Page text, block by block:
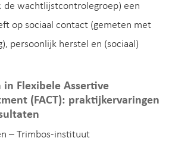
de wachtlijstcontrolegroep) een
op sociaal contact (gemeten met
persoonlijk herstel en (sociaal)
in Flexibele Assertive
(FACT): praktijkervaringen
– Trimbos-instituut